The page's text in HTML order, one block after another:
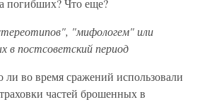
погибших? Что еще?
"мифологем" или
в постсоветский период
ли во время сражений использовали
частей брошенных в